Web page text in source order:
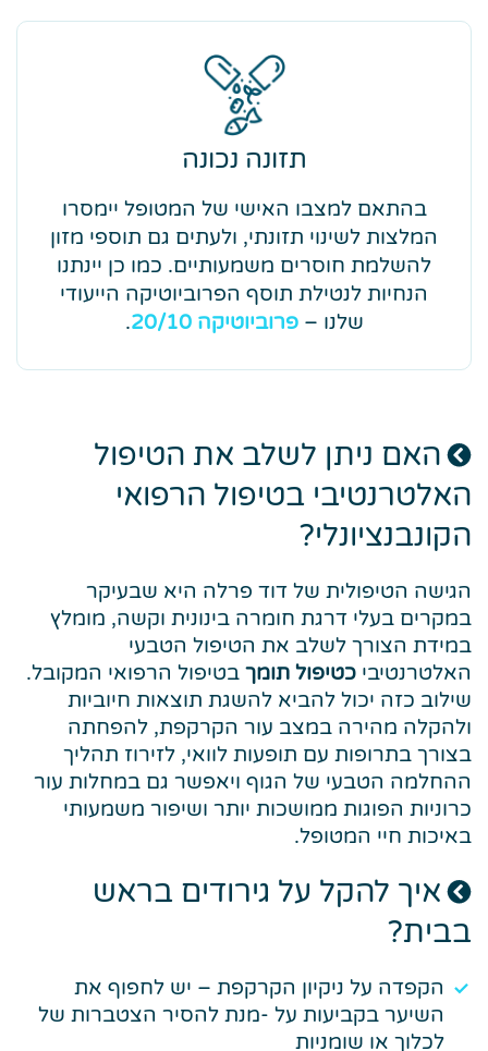
תזונה נכונה
בהתאם למצבו האישי של המטופל יימסרו
המלצות לשינוי תזונתי, ולעתים גם תוספי מזון
להשלמת חוסרים משמעותיים. כמו כן יינתנו
הנחיות לנטילת תוסף הפרוביוטיקה הייעודי
שלנו –פרוביוטיקה 20/10 .
האם ניתן לשלב את הטיפול
האלטרנטיבי בטיפול הרפואי
הקונבנציונלי?
הגישה הטיפולית של דוד פרלה היא שבעיקר
במקרים בעלי דרגת חומרה בינונית וקשה, מומלץ
במידת הצורך לשלב את הטיפול הטבעי
האלטרנטיבי כטיפול תומך בטיפול הרפואי המקובל.
שילוב כזה יכול להביא להשגת תוצאות חיוביות
ולהקלה מהירה במצב עור הקרקפת, להפחתה
בצורך בתרופות עם תופעות לוואי, לזירוז תהליך
ההחלמה הטבעי של הגוף ויאפשר גם במחלות עור
כרוניות הפוגות ממושכות יותר ושיפור משמעותי
באיכות חיי המטופל.
איך להקל על גירודים בראש
בבית?
הקפדה על ניקיון הקרקפת – יש לחפוף את
השיער בקביעות על -מנת להסיר הצטברות של
לכלוך או שומניות